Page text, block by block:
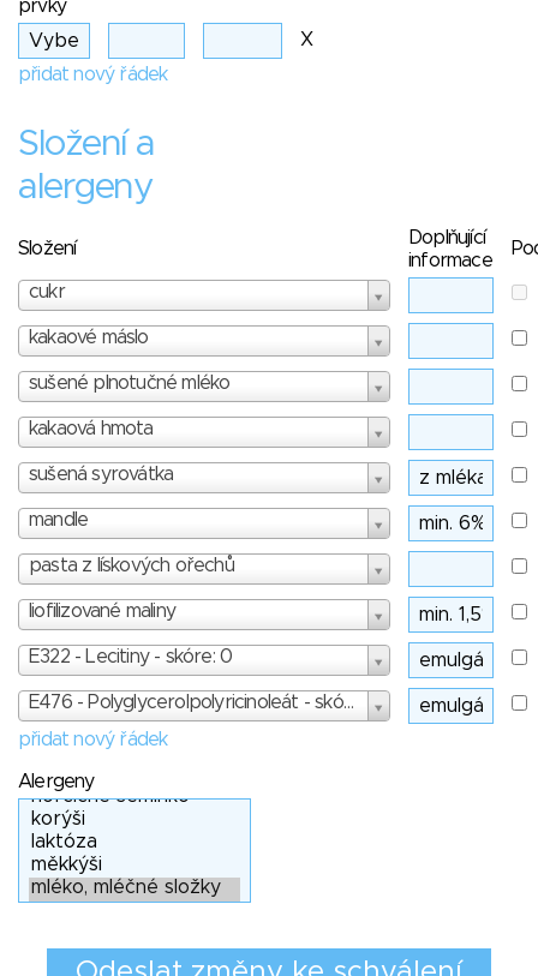
prvky
X
přidat nový řádek
Složení a
alergeny
Složení
Doplňující
informace
cukr
kakaové máslo
sušené plnotučné mléko
kakaová hmota
sušená syrovátka
mandle
pasta z lískových ořechů
liofilizované maliny
E322 - Lecitiny - skóre: 0
E476 - Polyglycerolpolyricinoleát - skóre: 3
přidat nový řádek
Alergeny